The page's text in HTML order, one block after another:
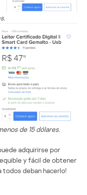
de 15 dólares.
adquirirse por
y fácil de obtener
todos deban hacerlo!